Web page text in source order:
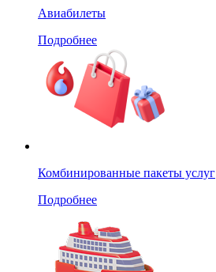
Авиабилеты
Подробнее
Комбинированные пакеты услуг
Подробнее